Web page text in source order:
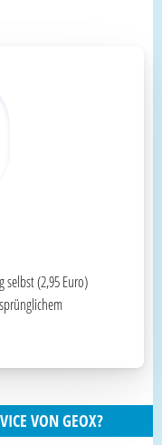
selbst (2,95 Euro)
VON GEOX?